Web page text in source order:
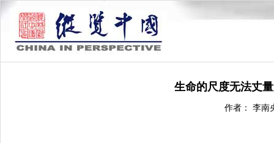
生命的尺度无法丈
作者： 李南